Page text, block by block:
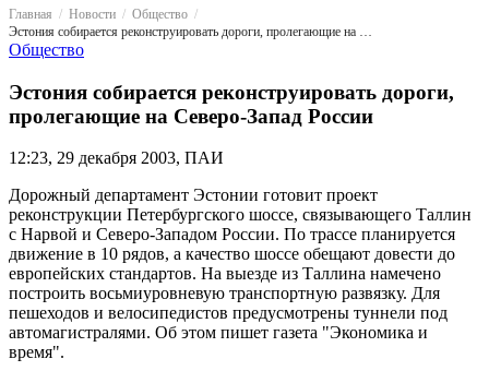
Главная Новости
Общество
Эстония собирается реконструировать дороги, пролегающие на Северо-Запад России
Общество
Эстония собирается реконструировать дороги,
пролегающие на Северо-Запад России
12:23, 29 декабря 2003, ПАИ
Дорожный департамент Эстонии готовит проект
реконструкции Петербургского шоссе, связывающего Таллин
с Нарвой и Северо-Западом России. По трассе планируется
движение в 10 рядов, а качество шоссе обещают довести до
европейских стандартов. На выезде из Таллина намечено
построить восьмиуровневую транспортную развязку. Для
пешеходов и велосипедистов предусмотрены туннели под
автомагистралями. Об этом пишет газета "Экономика и
время".